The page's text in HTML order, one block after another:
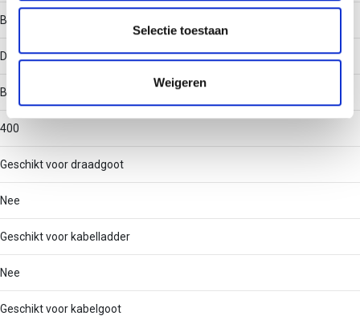
partners voor social media, adverteren en analyse. Deze
partners kunnen deze gegevens combineren met andere
verzameld op basis van uw gebruik van hun services.
Selectie toestaan
Weigeren
Bevestigingswijze
Dekselklem
Breedte deksel
400
Geschikt voor draadgoot
Nee
Geschikt voor kabelladder
Nee
Geschikt voor kabelgoot